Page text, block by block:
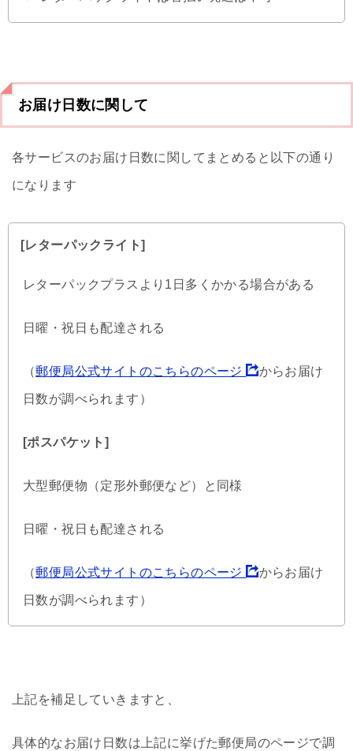
お届け日数に関して
各サービスのお届け日数に関してまとめると以下の通り
になります
[レターパックライト]
レターパックプラスより1日多くかかる場合がある
日曜・祝日も配達される
（郵便局公式サイトのこちらのページ からお届け
日数が調べられます）
[ポスパケット]
大型郵便物（定形外郵便など）と同様
日曜・祝日も配達される
（郵便局公式サイトのこちらのページ からお届け
日数が調べられます）
上記を補足していきますと、
具体的なお届け日数は上記に挙げた郵便局のページで調